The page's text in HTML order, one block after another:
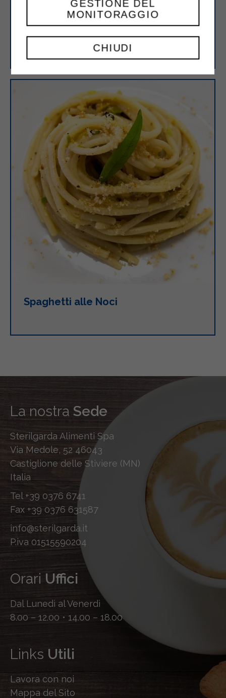
Spaghetti con pancetta e panna da
cucina Sterilgarda
Spaghetti alle Noci
La nostra Sede
Sterilgarda Alimenti Spa
Via Medole, 52 46043
Castiglione delle Stiviere (MN)
Italia
Tel +39 0376 6741
Fax +39 0376 631587
info@sterilgarda.it
P.iva 01515590204
Orari Uffici
Dal Lunedì al Venerdì
8.00 – 12.00 • 14.00 – 18.00
Links Utili
Lavora con noi
Mappa del Sito
CHIUDI
GESTIONE DEL
MONITORAGGIO